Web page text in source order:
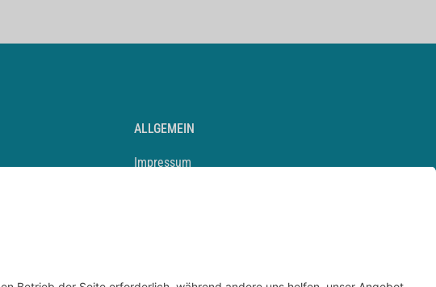
ALLGEMEIN
Impressum